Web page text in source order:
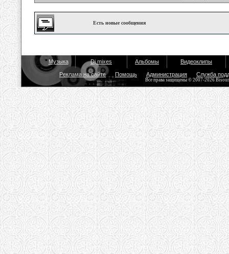
Есть новые сообщения
Музыка Dj mixes Альбомы Видеоклипы
Реклама на сайте Помощь Администрация Служба
Все права защищены © 2007-2026